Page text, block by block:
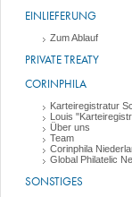
EINLIEFERUNG
Zum Ablauf
PRIVATE TREATY
CORINPHILA
Karteiregistratur
Louis
Über uns
Team
Corinphila
Global Philatelic
SONSTIGES